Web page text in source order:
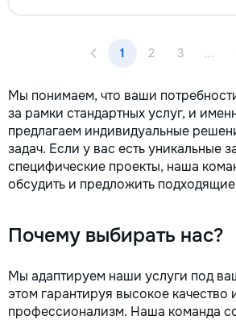
1 2 3 ...
Мы понимаем, что ваши
за рамки стандартных услуг, и
предлагаем индивидуальные
задач. Если у вас есть уникальные
специфические проекты, наша
обсудить и предложить подходящие
Почему выбирать нас?
Мы адаптируем наши услуги под
этом гарантируя высокое качество
профессионализм. Наша команда